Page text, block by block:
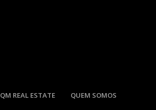
QM REAL ESTATE QUEM SOMOS